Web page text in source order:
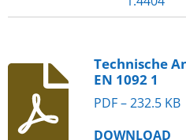
Technische
EN 1092 1
PDF – 232.5 KB
DOWNLOAD